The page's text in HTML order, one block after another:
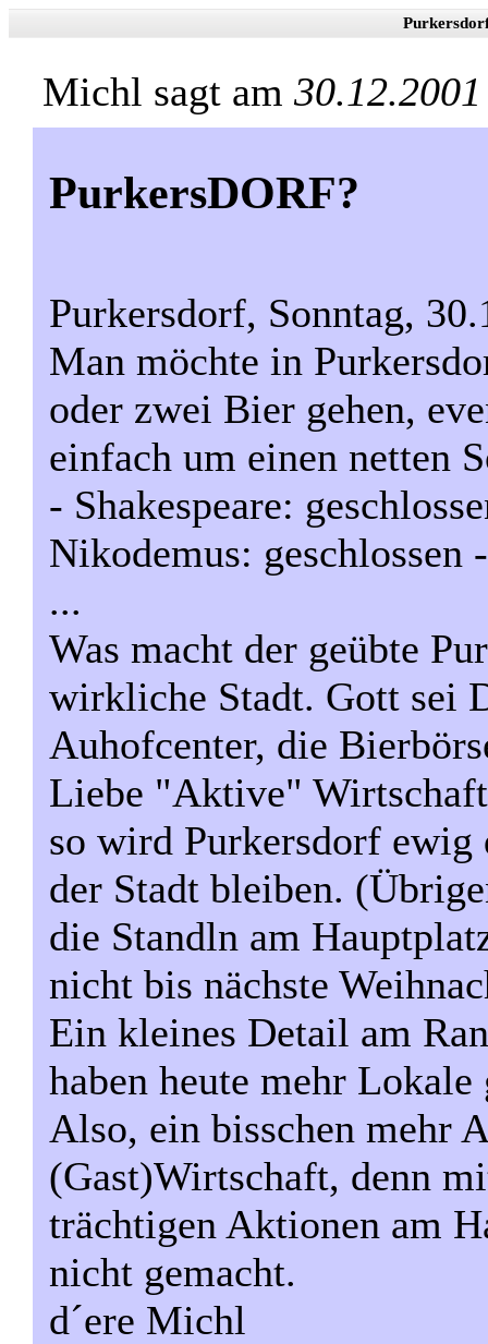
Michl sagt am
PurkersDORF?
Purkersdorf, Sonntag,
Man möchte in
oder zwei Bier gehen,
einfach um einen netten
- Shakespeare:
Nikodemus: geschlossen
...
Was macht der geübte
wirkliche Stadt. Gott sei
Auhofcenter, die
Liebe "Aktive"
so wird Purkersdorf ewig
der Stadt bleiben.
die Standln am
nicht bis nächste
Ein kleines Detail am
haben heute mehr
Also, ein bisschen mehr
(Gast)Wirtschaft, denn
trächtigen Aktionen am
nicht gemacht.
d´ere Michl